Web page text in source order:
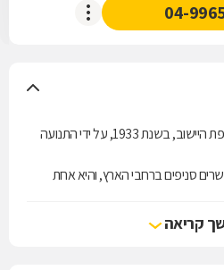
04-
קופת חולים לאומית נוסדה בתקופת היישוב, בשנת 1933, על ידי התנועה
סניפים ברחבי הארץ, והיא אחת
קריאה